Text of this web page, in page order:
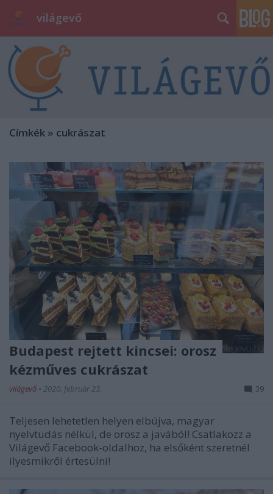
világevő
Címkék » cukrászat
Budapest rejtett kincsei: orosz
kézműves cukrászat
világevő • 2020. február 23. 39
Teljesen lehetetlen helyen elbújva, magyar
nyelvtudás nélkül, de orosz a javából! Csatlakozz a
Világevő Facebook-oldalhoz, ha elsőként szeretnél
ilyesmikről értesülni!